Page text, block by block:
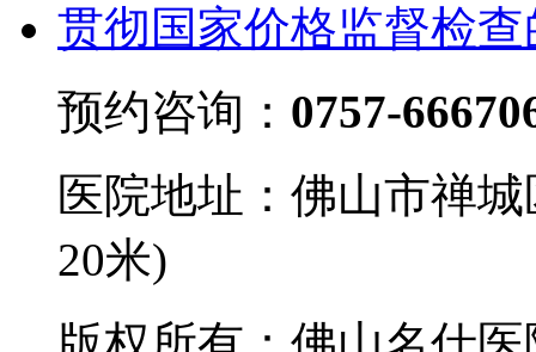
贯彻国家价格监督检
预约咨询： 0757-
医院地址：佛山市禅
20米)